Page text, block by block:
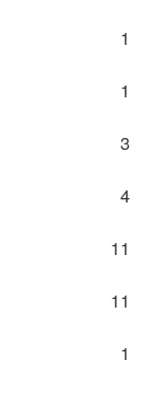
1
1
3
4
11
11
1